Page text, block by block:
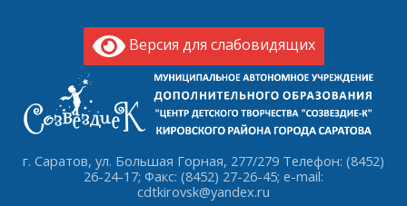
Версия для слабовидящих
г. Саратов, ул. Большая Горная, 277/279 Телефон: (8452)
26-24-17; Факс: (8452) 27-26-45; e-mail:
cdtkirovsk@yandex.ru